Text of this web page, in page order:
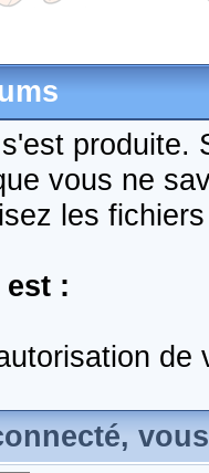
produite.
vous ne
les
:
de